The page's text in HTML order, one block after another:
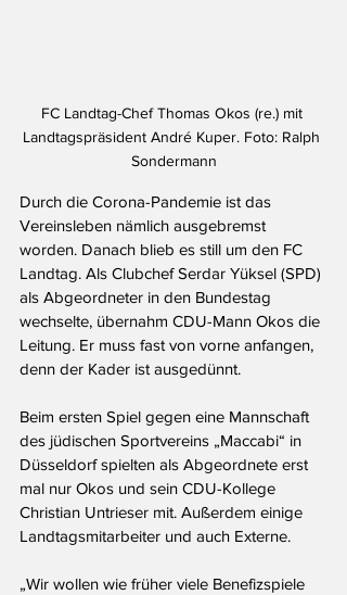
FC Landtag-Chef Thomas Okos (re.) mit
Landtagspräsident André Kuper. Foto: Ralph
Sondermann
Durch die Corona-Pandemie ist das
Vereinsleben nämlich ausgebremst
worden. Danach blieb es still um den FC
Landtag. Als Clubchef Serdar Yüksel (SPD)
als Abgeordneter in den Bundestag
wechselte, übernahm CDU-Mann Okos die
Leitung. Er muss fast von vorne anfangen,
denn der Kader ist ausgedünnt.
Beim ersten Spiel gegen eine Mannschaft
des jüdischen Sportvereins „Maccabi“ in
Düsseldorf spielten als Abgeordnete erst
mal nur Okos und sein CDU-Kollege
Christian Untrieser mit. Außerdem einige
Landtagsmitarbeiter und auch Externe.
„Wir wollen wie früher viele Benefizspiele